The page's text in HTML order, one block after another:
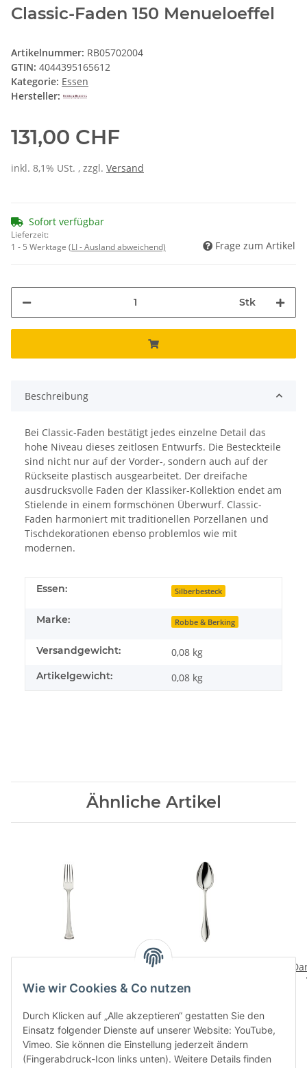
Classic-Faden 150 Menueloeffel
Artikelnummer: RB05702004
GTIN: 4044395165612
Kategorie: Essen
Hersteller:
131,00 CHF
inkl. 8,1% USt. , zzgl. Versand
Sofort verfügbar
Lieferzeit:
1 - 5 Werktage (LI - Ausland abweichend) Frage zum Artikel
Stk
Beschreibung
Bei Classic-Faden bestätigt jedes einzelne Detail das
hohe Niveau dieses zeitlosen Entwurfs. Die Besteckteile
sind nicht nur auf der Vorder-, sondern auch auf der
Rückseite plastisch ausgearbeitet. Der dreifache
ausdrucksvolle Faden der Klassiker-Kollektion endet am
Stielende in einem formschönen Überwurf. Classic-
Faden harmoniert mit traditionellen Porzellanen und
Tischdekorationen ebenso problemlos wie mit
modernen.
Essen: Silberbesteck
Marke: Robbe & Berking
Versandgewicht: 0,08 kg
Artikelgewicht: 0,08 kg
Ähnliche Artikel
114,00 CHF *
125,00 CHF
Wie wir Cookies & Co nutzen
Durch Klicken auf „Alle akzeptieren“ gestatten Sie den
Einsatz folgender Dienste auf unserer Website: YouTube,
Vimeo. Sie können die Einstellung jederzeit ändern
(Fingerabdruck-Icon links unten). Weitere Details finden